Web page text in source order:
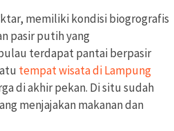
memiliki kondisi biogrografis
pasir putih yang
terdapat pantai berpasir
tempat wisata di Lampung
di akhir pekan. Di situ sudah
menjajakan makanan dan